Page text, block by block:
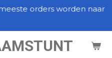
orders worden naar